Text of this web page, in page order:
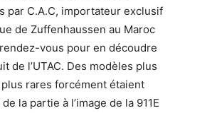
par C.A.C, importateur exclusif
de Zuffenhaussen au Maroc
vous pour en découdre
de l’UTAC. Des modèles plus
rares forcément étaient
la partie à l’image de la 911E